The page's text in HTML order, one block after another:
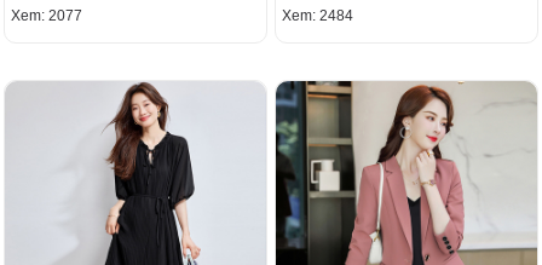
Xem: 2077 Xem: 2484